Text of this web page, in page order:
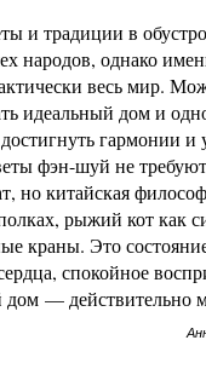
и традиции в
народов, однако
весь мир.
идеальный дом и
гармонии и
фэн-шуй не требуют
но китайская
рыжий кот как
краны. Это
спокойное
— действительно